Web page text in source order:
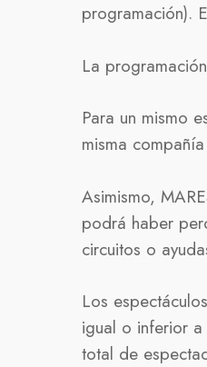
programación).
La
Para un mismo
misma
Asimismo,
podrá haber
circuitos o
Los
igual o inferior
total de